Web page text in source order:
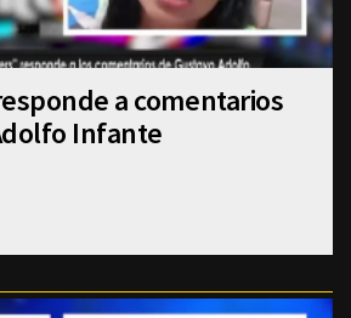
a comentarios
Infante